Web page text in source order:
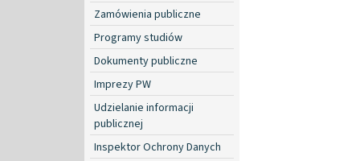
Zamówienia publiczne
Programy studiów
Dokumenty publiczne
Imprezy PW
Udzielanie informacji
publicznej
Inspektor Ochrony Danych